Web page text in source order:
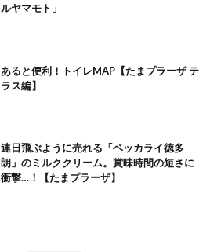
ルヤマモト」
あると便利！トイレMAP【たまプラーザ テ
ラス編】
連日飛ぶように売れる「ベッカライ徳多
朗」のミルククリーム。賞味時間の短さに
衝撃…！【たまプラーザ】